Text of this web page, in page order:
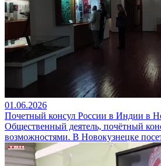
01.06.2026
Почетный консул России в Индии в
Общественный деятель, почётный
возможностями. В Новокузнецке